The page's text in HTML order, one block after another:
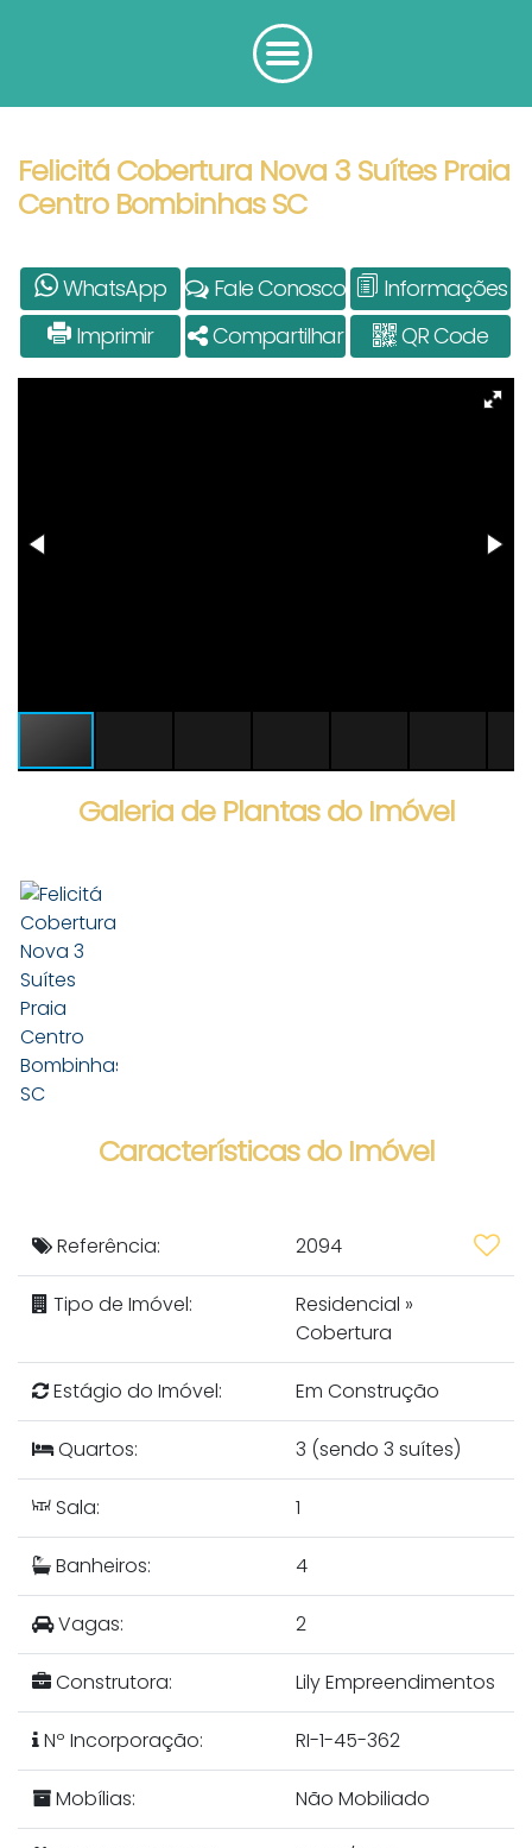
Felicitá Cobertura Nova 3 Suítes Praia
Centro Bombinhas SC
WhatsApp Fale Conosco
Informações
Imprimir
Compartilhar QR Code
Galeria de Plantas do Imóvel
Características do Imóvel
Referência: 2094
Tipo de Imóvel: Residencial »
Cobertura
Estágio do Imóvel: Em Construção
Quartos: 3 (sendo 3 suítes)
Sala: 1
Banheiros: 4
Vagas: 2
Construtora: Lily Empreendimentos
Nº Incorporação: RI-1-45-362
Mobílias: Não Mobiliado